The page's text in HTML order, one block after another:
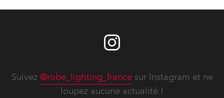
Suivez @robe_lighting_francesur Instagram et ne
loupez aucune actualité !